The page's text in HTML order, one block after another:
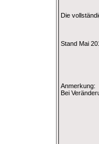
Die
Stand Mai
Anmerkung:
Bei